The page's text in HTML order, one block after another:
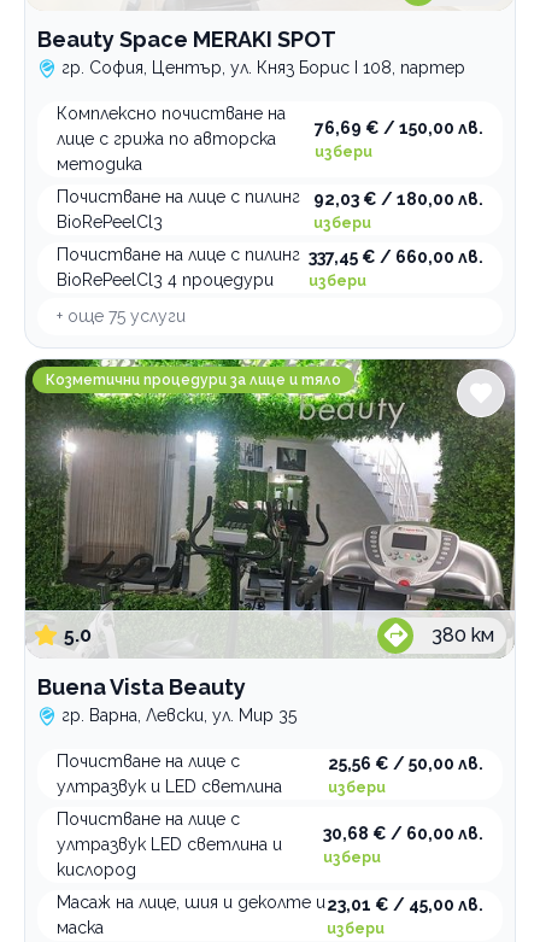
Beauty Space MERAKI SPOT
гр. София, Център, ул. Княз Борис I 108, партер
Комплексно почистване на
лице с грижа по авторска
методика
76,69 € / 150,00 лв.
избери
Почистване на лице с пилинг
BioRePeelCl3
92,03 € / 180,00 лв.
избери
Почистване на лице с пилинг
BioRePeelCl3 4 процедури
337,45 € / 660,00 лв.
избери
+ още 75 услуги
Buena Vista Beauty
Козметични процедури за лице и тяло
5.0 380 км
Buena Vista Beauty
гр. Варна, Левски, ул. Мир 35
Почистване на лице с
ултразвук и LED светлина
25,56 € / 50,00 лв.
избери
Почистване на лице с
ултразвук LED светлина и
кислород
30,68 € / 60,00 лв.
избери
Масаж на лице, шия и деколте и
маска
23,01 € / 45,00 лв.
избери